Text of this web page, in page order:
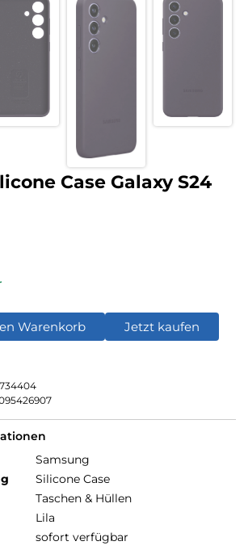
Case Galaxy S24
Warenkorb Jetzt kaufen
Samsung
Silicone Case
Taschen & Hüllen
Lila
sofort verfügbar